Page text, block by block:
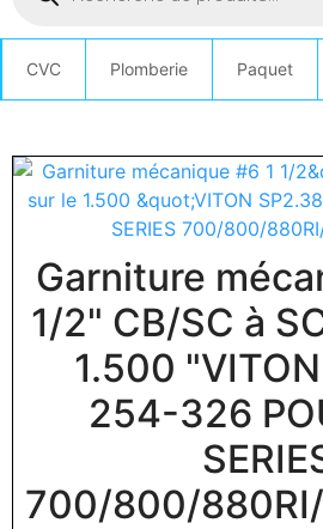
CVC Plomberie Paquet
Garniture
1/2" CB/SC à
1.500
254-326
700/800/